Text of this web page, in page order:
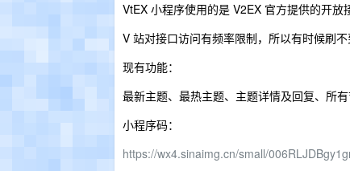
VtEX 小程序使用的是 V2EX 官方提供的开放
V 站对接口访问有频率限制，所以有时候刷
现有功能：
最新主题、最热主题、主题详情及回复、所
小程序码：
https://wx4.sinaimg.cn/small/